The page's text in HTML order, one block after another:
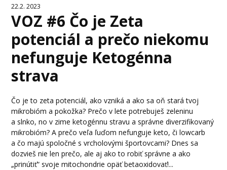
22.2. 2023
VOZ #6 Čo je Zeta
potenciál a prečo niekomu
nefunguje Ketogénna
strava
Čo je to zeta potenciál, ako vzniká a ako sa oň stará tvoj
mikrobióm a pokožka? Prečo v lete potrebuješ zeleninu
a slnko, no v zime ketogénnu stravu a správne diverzifikovaný
mikrobióm? A prečo veľa ľuďom nefunguje keto, či lowcarb
a čo majú spoločné s vrcholovými športovcami? Dnes sa
dozvieš nie len prečo, ale aj ako to robiť správne a ako
„prinútiť“ svoje mitochondrie opäť betaoxidovať!...